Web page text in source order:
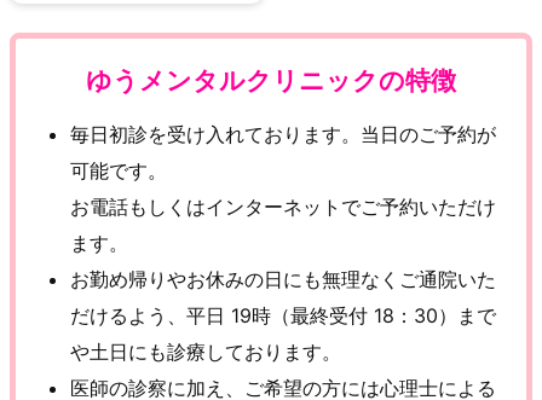
ゆうメンタルクリニックの特徴
毎日初診を受け入れております。当日のご予約が
可能です。
お電話もしくはインターネットでご予約いただけ
ます。
お勤め帰りやお休みの日にも無理なくご通院いた
だけるよう、平日 19時（最終受付 18：30）まで
や土日にも診療しております。
医師の診察に加え、ご希望の方には心理士による